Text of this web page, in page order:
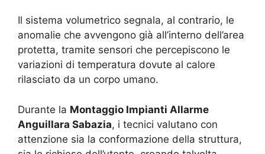
Il sistema volumetrico segnala, al contrario, le
anomalie che avvengono già all’interno dell’area
protetta, tramite sensori che percepiscono le
variazioni di temperatura dovute al calore
rilasciato da un corpo umano.
Durante la Montaggio Impianti Allarme
Anguillara Sabazia, i tecnici valutano con
attenzione sia la conformazione della struttura,